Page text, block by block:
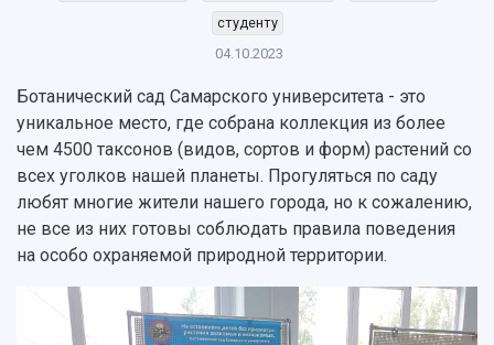
Наблюдательный совет
Попечительский совет
Ученый совет
Ректорат
Кадровый резерв
Персоналии
События
СМИ об университете
Пресс-центр
Газета "Самарский университет"
Мы в соцсетях
Мультимедиа
Почему я выбираю Самарский университет?
Магистратура
Аспирантура
Формы обучения
Учебные планы
Дополнительное образование
Институты и факультеты
Образовательные программы
Основные научные направления
Подготовка научных кадров
Конкурс на замещение должностей научных
работников
Научно-технический совет
Научные проекты и темы
Аспирантура и докторантура
Справочные материалы
студенту
04.10.2023
Ботанический сад Самарского университета - это
уникальное место, где собрана коллекция из более
чем 4500 таксонов (видов, сортов и форм) растений со
всех уголков нашей планеты. Прогуляться по саду
любят многие жители нашего города, но к сожалению,
не все из них готовы соблюдать правила поведения
на особо охраняемой природной территории.